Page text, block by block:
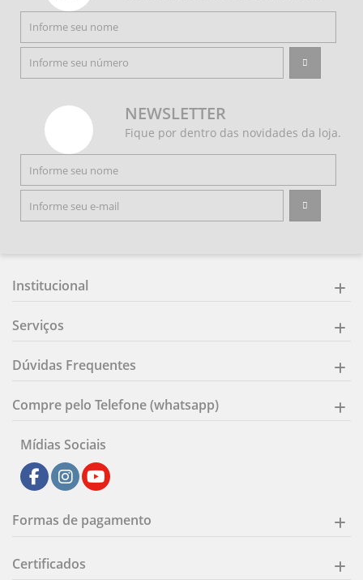
NEWSLETTER
Fique por dentro das novidades da loja.
Institucional
Serviços
Dúvidas Frequentes
Compre pelo Telefone (whatsapp)
Mídias Sociais
Formas de pagamento
Certificados